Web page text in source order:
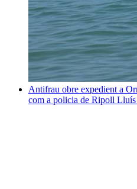
Antifrau obre expedient a
com a policia de Ripoll